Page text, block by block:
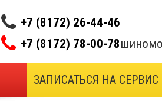
+7 (8172) 26-44-46
+7 (8172) 78-00-78
ЗАПИСАТЬСЯ НА СЕРВИС